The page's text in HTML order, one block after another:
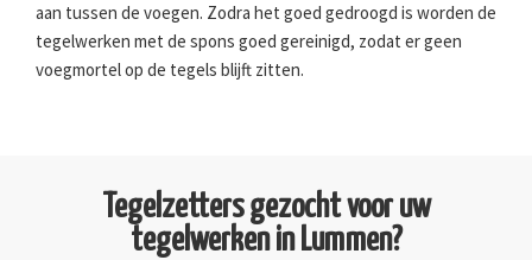
aan tussen de voegen. Zodra het goed gedroogd is worden de
tegelwerken met de spons goed gereinigd, zodat er geen
voegmortel op de tegels blijft zitten.
Tegelzetters gezocht voor uw
tegelwerken in Lummen?